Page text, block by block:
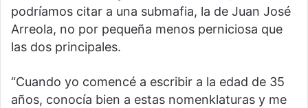
podríamos citar a una submafia, la de Juan José
Arreola, no por pequeña menos perniciosa que
las dos principales.
“Cuando yo comencé a escribir a la edad de 35
años, conocía bien a estas nomenklaturas y me